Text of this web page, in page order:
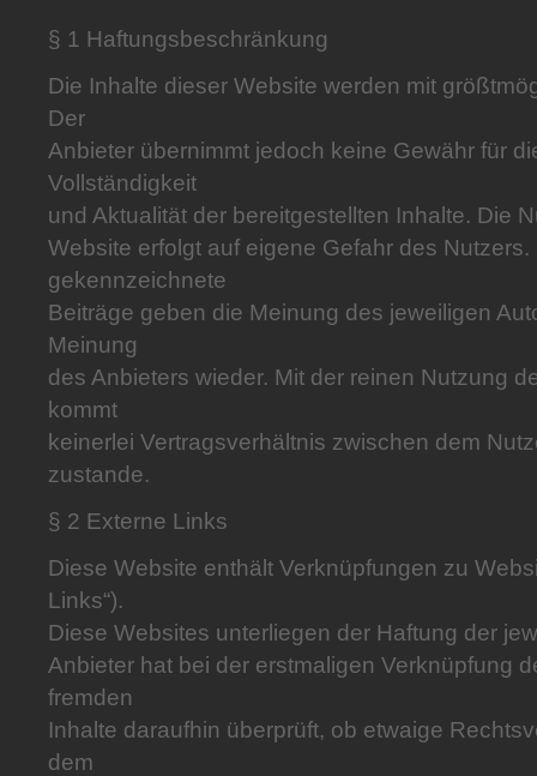
§ 1 Haftungsbeschränkung
Die Inhalte dieser Website werden mit
Der
Anbieter übernimmt jedoch keine Gewähr für
Vollständigkeit
und Aktualität der bereitgestellten Inhalte. Die
Website erfolgt auf eigene Gefahr des Nutzers.
gekennzeichnete
Beiträge geben die Meinung des jeweiligen
Meinung
des Anbieters wieder. Mit der reinen Nutzung
kommt
keinerlei Vertragsverhältnis zwischen dem
zustande.
§ 2 Externe Links
Diese Website enthält Verknüpfungen zu
Links“).
Diese Websites unterliegen der Haftung der
Anbieter hat bei der erstmaligen Verknüpfung
fremden
Inhalte daraufhin überprüft, ob etwaige
dem